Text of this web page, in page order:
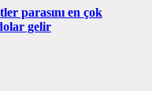
parasını en çok
gelir